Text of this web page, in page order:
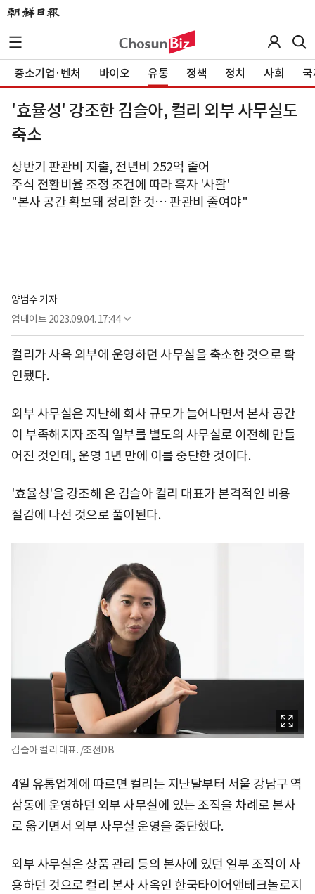
중소기업·벤처 바이오 유통 정책 정치 사회
'효율성' 강조한 김슬아, 컬리 외부 사무실도
축소
상반기 판관비 지출, 전년비 252억 줄어
주식 전환비율 조정 조건에 따라 흑자 '사활'
"본사 공간 확보돼 정리한 것… 판관비 줄여야"
양범수 기자
업데이트 2023.09.04. 17:44
컬리가 사옥 외부에 운영하던 사무실을 축소한 것으로 확
인됐다.
외부 사무실은 지난해 회사 규모가 늘어나면서 본사 공간
이 부족해지자 조직 일부를 별도의 사무실로 이전해 만들
어진 것인데, 운영 1년 만에 이를 중단한 것이다.
'효율성'을 강조해 온 김슬아 컬리 대표가 본격적인 비용
절감에 나선 것으로 풀이된다.
김슬아 컬리 대표. /조선DB
4일 유통업계에 따르면 컬리는 지난달부터 서울 강남구 역
삼동에 운영하던 외부 사무실에 있는 조직을 차례로 본사
로 옮기면서 외부 사무실 운영을 중단했다.
외부 사무실은 상품 관리 등의 본사에 있던 일부 조직이 사
용하던 것으로 컬리 본사 사옥인 한국타이어앤테크놀로지